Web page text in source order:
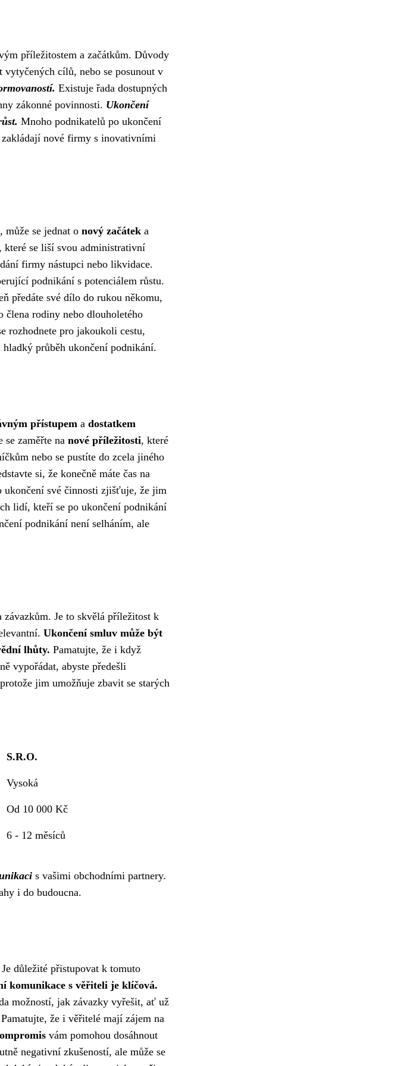
příležitostem a začátkům. Důvody
cílů, nebo se posunout v
Existuje řada dostupných
zákonné povinnosti. Ukončení
Mnoho podnikatelů po ukončení
zakládají nové firmy s inovativními
může se jednat o nový začátek a
které se liší svou administrativní
firmy nástupci nebo likvidace.
podnikání s potenciálem růstu.
předáte své dílo do rukou někomu,
člena rodiny nebo dlouholetého
rozhodnete pro jakoukoli cestu,
hladký průběh ukončení podnikání.
přístupem a dostatkem
zaměřte na nové příležitosti, které
nebo se pustíte do zcela jiného
si, že konečně máte čas na
ukončení své činnosti zjišťuje, že jim
lidí, kteří se po ukončení podnikání
podnikání není selháním, ale
Je to skvělá příležitost k
Ukončení smluv může být
lhůty. Pamatujte, že i když
vypořádat, abyste předešli
jim umožňuje zbavit se starých
S.R.O.
Vysoká
Od 10 000 Kč
6 - 12 měsíců
s vašimi obchodními partnery.
i do budoucna.
důležité přistupovat k tomuto
komunikace s věřiteli je klíčová.
možností, jak závazky vyřešit, ať už
že i věřitelé mají zájem na
vám pomohou dosáhnout
negativní zkušeností, ale může se